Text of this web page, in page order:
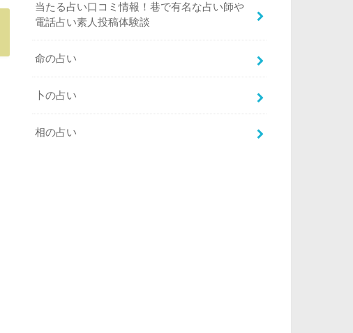
当たる占い口コミ情報！巷で有名な占い師や
電話占い素人投稿体験談
命の占い
卜の占い
相の占い